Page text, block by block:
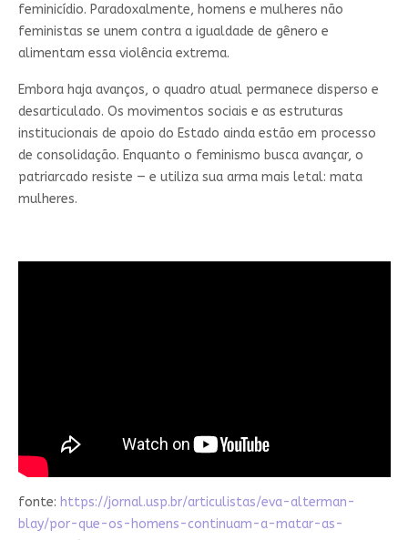
feminicídio. Paradoxalmente, homens e mulheres não
feministas se unem contra a igualdade de gênero e
alimentam essa violência extrema.
Embora haja avanços, o quadro atual permanece disperso e
desarticulado. Os movimentos sociais e as estruturas
institucionais de apoio do Estado ainda estão em processo
de consolidação. Enquanto o feminismo busca avançar, o
patriarcado resiste — e utiliza sua arma mais letal: mata
mulheres.
fonte: https://jornal.usp.br/articulistas/eva-alterman-
blay/por-que-os-homens-continuam-a-matar-as-